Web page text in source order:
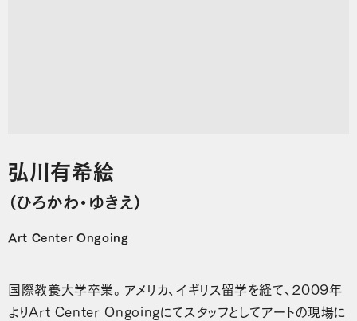
弘川有希絵
（ひろかわ・ゆきえ）
Art Center Ongoing
国際教養大学卒業。アメリカ、イギリス留学を経て、2009年
よりArt Center Ongoingにてスタッフとしてアートの現場に